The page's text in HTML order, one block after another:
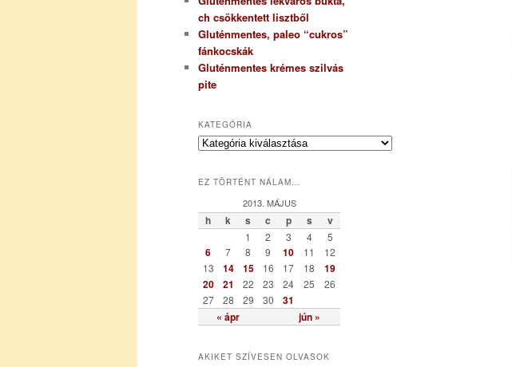
ch csökkentett lisztből
Gluténmentes, paleo “cukros”
fánkocskák
Gluténmentes krémes szilvás
pite
KATEGÓRIA
K
e
r
EZ TÖRTÉNT NÁLAM…
2013. MÁJUS
h k s c p s v
« ápr jún »
1 2 3 4 5
6 7 8 9 10 11
12
13
14 15 16 17 18
19
20
21 22 23 24 25
26
27
28 29 30 31
AKIKET SZÍVESEN OLVASOK